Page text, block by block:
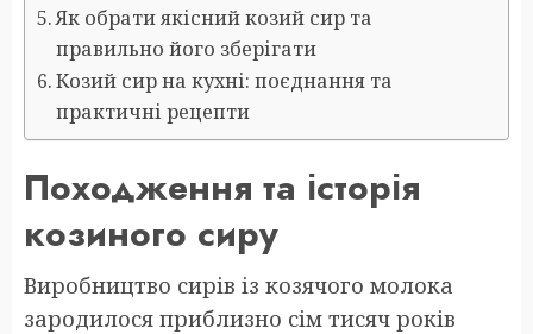
Як обрати якісний козий сир та
правильно його зберігати
Козий сир на кухні: поєднання та
практичні рецепти
Походження та історія
козиного сиру
Виробництво сирів із козячого молока
зародилося приблизно сім тисяч років